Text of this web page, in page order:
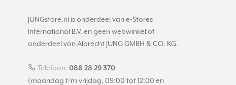
JUNGstore.nl is onderdeel van e-Stores
International B.V. en geen webwinkel of
onderdeel van Albrecht JUNG GMBH & CO. KG.
Telefoon: 088 28 29 370
(maandag t/m vrijdag, 09:00 tot 12:00 en